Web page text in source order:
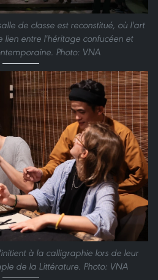
de classe est reconstitué, où l'art
entre l'héritage confucéen et
Photo: VNA
à la calligraphie lors de leur
de la Littérature. Photo: VNA